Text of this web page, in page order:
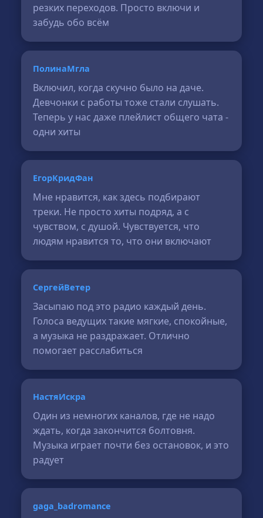
резких переходов. Просто включи и
забудь обо всём
ПолинаМгла
Включил, когда скучно было на даче.
Девчонки с работы тоже стали слушать.
Теперь у нас даже плейлист общего чата -
одни хиты
ЕгорКридФан
Мне нравится, как здесь подбирают
треки. Не просто хиты подряд, а с
чувством, с душой. Чувствуется, что
людям нравится то, что они включают
СергейВетер
Засыпаю под это радио каждый день.
Голоса ведущих такие мягкие, спокойные,
а музыка не раздражает. Отлично
помогает расслабиться
НастяИскра
Один из немногих каналов, где не надо
ждать, когда закончится болтовня.
Музыка играет почти без остановок, и это
радует
gaga_badromance